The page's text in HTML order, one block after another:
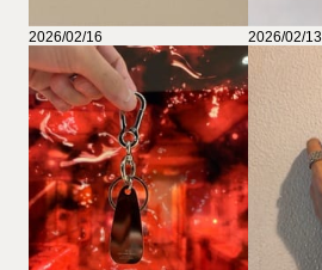
2026/02/16 2026/02/13